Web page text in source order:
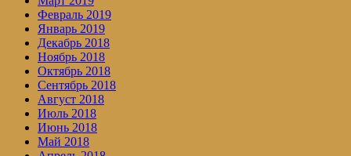
Февраль 2019
Январь 2019
Декабрь 2018
Ноябрь 2018
Октябрь 2018
Сентябрь 2018
Август 2018
Июль 2018
Июнь 2018
Май 2018